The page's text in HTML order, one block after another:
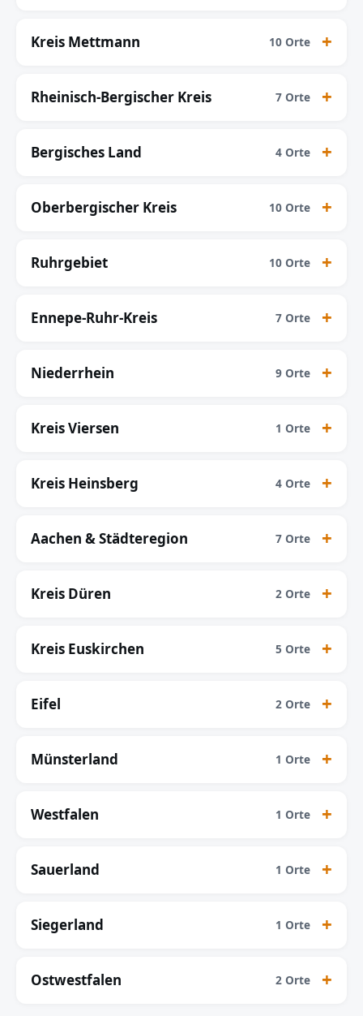
Kreis Mettmann 10 Orte
Rheinisch-Bergischer Kreis 7 Orte
Bergisches Land 4 Orte
Oberbergischer Kreis 10 Orte
Ruhrgebiet 10 Orte
Ennepe-Ruhr-Kreis 7 Orte
Niederrhein 9 Orte
Kreis Viersen 1 Orte
Kreis Heinsberg 4 Orte
Aachen & Städteregion 7 Orte
Kreis Düren 2 Orte
Kreis Euskirchen 5 Orte
Eifel 2 Orte
Münsterland 1 Orte
Westfalen 1 Orte
Sauerland 1 Orte
Siegerland 1 Orte
Ostwestfalen 2 Orte